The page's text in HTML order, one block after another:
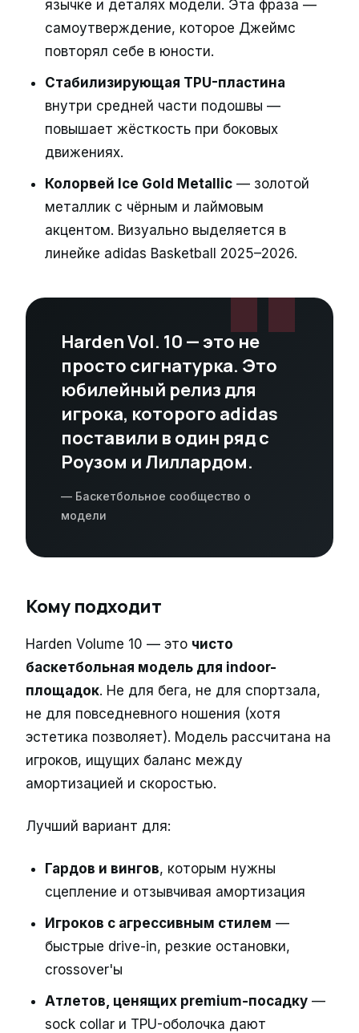
язычке и деталях модели. Эта фраза —
самоутверждение, которое Джеймс
повторял себе в юности.
Стабилизирующая TPU-пластина
внутри средней части подошвы —
повышает жёсткость при боковых
движениях.
Колорвей Ice Gold Metallic — золотой
металлик с чёрным и лаймовым
акцентом. Визуально выделяется в
линейке adidas Basketball 2025–2026.
Harden Vol. 10 — это не
просто сигнатурка. Это
юбилейный релиз для
игрока, которого adidas
поставили в один ряд с
Роузом и Лиллардом.
— Баскетбольное сообщество о
модели
Кому подходит
Harden Volume 10 — это чисто
баскетбольная модель для indoor-
площадок. Не для бега, не для спортзала,
не для повседневного ношения (хотя
эстетика позволяет). Модель рассчитана на
игроков, ищущих баланс между
амортизацией и скоростью.
Лучший вариант для:
Гардов и вингов, которым нужны
сцепление и отзывчивая амортизация
Игроков с агрессивным стилем —
быстрые drive-in, резкие остановки,
crossover'ы
Атлетов, ценящих premium-посадку —
sock collar и TPU-оболочка дают